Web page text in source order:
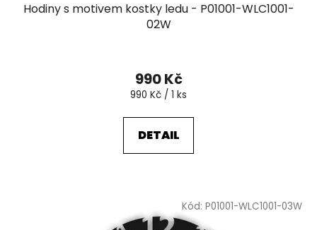
Hodiny s motivem kostky ledu - P01001-WLC1001-
02W
990 Kč
Měrná
990 Kč / 1 ks
DETAIL
Kód: P01001-WLC1001-03W